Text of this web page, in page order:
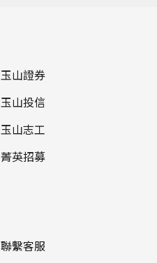
玉山證券
玉山投信
玉山志工
菁英招募
聯繫客服